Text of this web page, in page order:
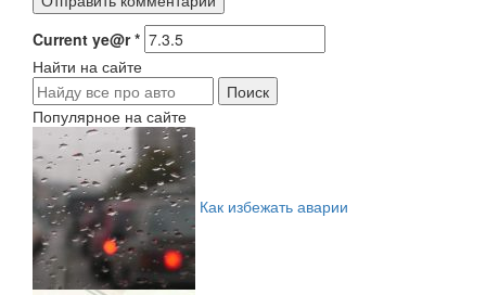
Current ye@r*
Найти на сайте
Популярное на сайте
Как избежать аварии